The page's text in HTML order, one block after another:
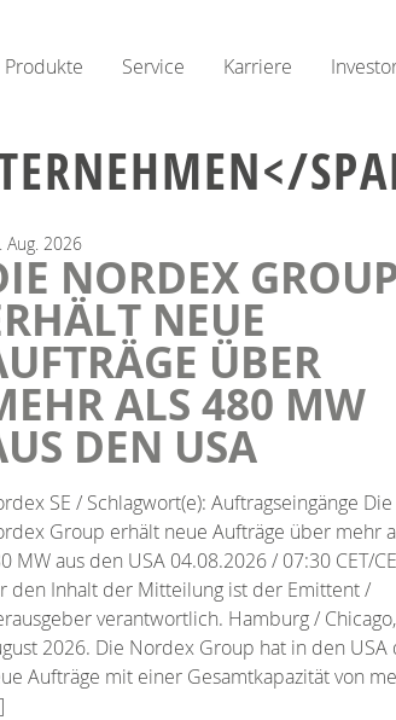
Produkte Service Karriere
Aug. 2026
NORDEX
NEUE
ÜBER
ALS 480 MW
DEN USA
SE / Schlagwort(e): Auftragseingänge Die
Group erhält neue Aufträge über mehr
MW aus den USA 04.08.2026 / 07:30 CET/
den Inhalt der Mitteilung ist der Emittent /
verantwortlich. Hamburg /
2026. Die Nordex Group hat in den USA
Aufträge mit einer Gesamtkapazität von